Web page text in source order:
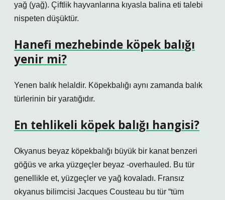
yağ (yağ). Çiftlik hayvanlarına kıyasla balina eti talebi
nispeten düşüktür.
Hanefi mezhebinde köpek balığı
yenir mi?
Yenen balık helaldir. Köpekbalığı aynı zamanda balık
türlerinin bir yaratığıdır.
En tehlikeli köpek balığı hangisi?
Okyanus beyaz köpekbalığı büyük bir kanat benzeri
göğüs ve arka yüzgeçler beyaz -overhauled. Bu tür
genellikle et, yüzgeçler ve yağ kovaladı. Fransız
okyanus bilimcisi Jacques Cousteau bu tür “tüm